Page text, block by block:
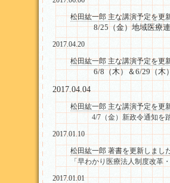
松田紘一郎 主な講演予定を更
8/25（金）地域医療連携
2017.04.20
松田紘一郎 主な講演予定を更
6/8（木）＆6/29（木）
2017.04.04
松田紘一郎 主な講演予定を更
4/7（金）新政令通知を踏
2017.01.10
松田紘一郎 著書を更新しました
「早わかり医療法人制度改革
2017.01.01